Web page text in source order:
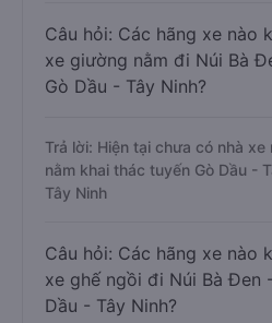
Câu hỏi: Các hãng xe nào
xe giường nằm đi Núi Bà
Gò Dầu - Tây Ninh?
Trả lời: Hiện tại chưa có nhà
nằm khai thác tuyến Gò Dầu -
Tây Ninh
Câu hỏi: Các hãng xe nào
xe ghế ngồi đi Núi Bà Đen
Dầu - Tây Ninh?